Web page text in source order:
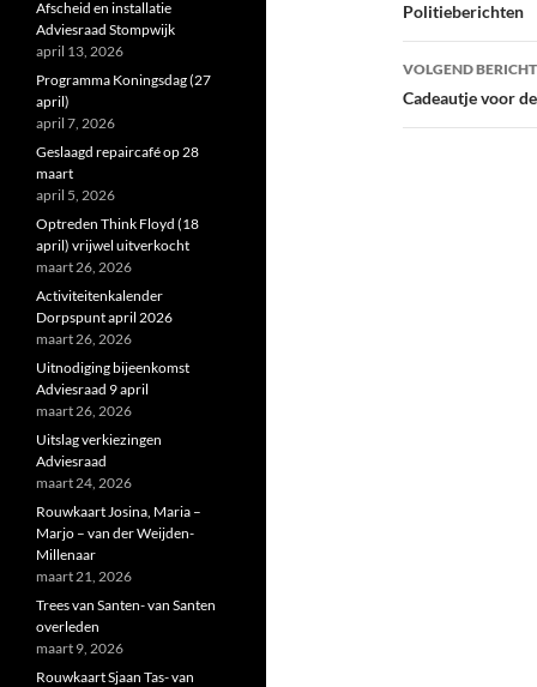
navigatie
Politieberichten
VOLGEND BERICHT
Cadeautje voor
Afscheid en installatie
Adviesraad Stompwijk
april 13, 2026
Programma Koningsdag (27
april)
april 7, 2026
Geslaagd repaircafé op 28
maart
april 5, 2026
Optreden Think Floyd (18
april) vrijwel uitverkocht
maart 26, 2026
Activiteitenkalender
Dorpspunt april 2026
maart 26, 2026
Uitnodiging bijeenkomst
Adviesraad 9 april
maart 26, 2026
Uitslag verkiezingen
Adviesraad
maart 24, 2026
Rouwkaart Josina, Maria –
Marjo – van der Weijden-
Millenaar
maart 21, 2026
Trees van Santen- van Santen
overleden
maart 9, 2026
Rouwkaart Sjaan Tas- van